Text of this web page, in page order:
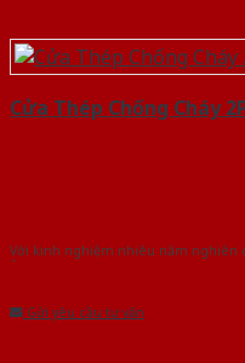
Cửa Thép Chống Cháy
Với kinh nghiệm nhiêu năm nghiên
Gửi yêu cầu tư vấn